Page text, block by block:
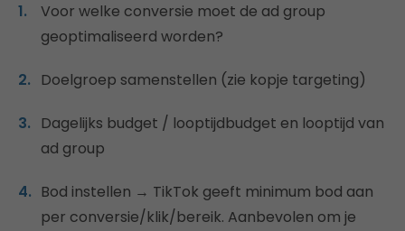
Voor welke conversie moet de ad group
geoptimaliseerd worden?
Doelgroep samenstellen (zie kopje targeting)
Dagelijks budget / looptijdbudget en looptijd van
ad group
Bod instellen → TikTok geeft minimum bod aan
per conversie/klik/bereik. Aanbevolen om je